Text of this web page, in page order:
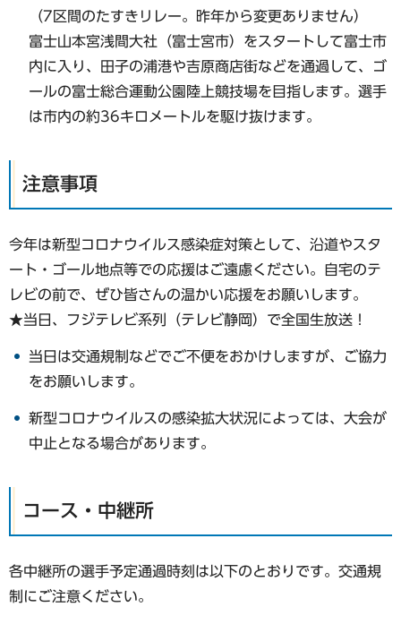
（7区間のたすきリレー。昨年から変更ありません）
富士山本宮浅間大社（富士宮市）をスタートして富士市
内に入り、田子の浦港や吉原商店街などを通過して、ゴ
ールの富士総合運動公園陸上競技場を目指します。選手
は市内の約36キロメートルを駆け抜けます。
注意事項
今年は新型コロナウイルス感染症対策として、沿道やスタ
ート・ゴール地点等での応援はご遠慮ください。自宅のテ
レビの前で、ぜひ皆さんの温かい応援をお願いします。
★当日、フジテレビ系列（テレビ静岡）で全国生放送！
当日は交通規制などでご不便をおかけしますが、ご協力
をお願いします。
新型コロナウイルスの感染拡大状況によっては、大会が
中止となる場合があります。
コース・中継所
各中継所の選手予定通過時刻は以下のとおりです。交通規
制にご注意ください。